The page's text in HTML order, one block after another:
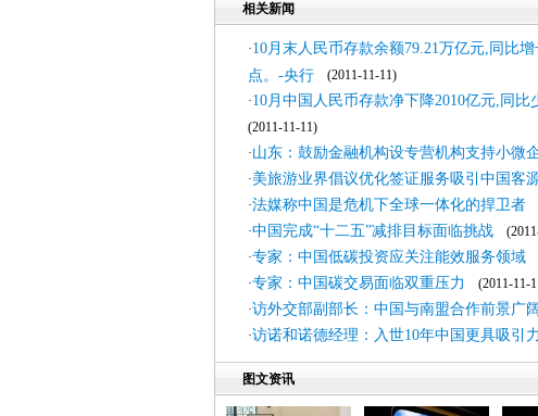
相关新闻
·10月末人民币存款余额79.21万亿元,同比
点。-央行 (2011-11-11)
·10月中国人民币存款净下降2010亿元,同
(2011-11-11)
·山东：鼓励金融机构设专营机构支持小微
·美旅游业界倡议优化签证服务吸引中国客
·法媒称中国是危机下全球一体化的捍卫者
·中国完成“十二五”减排目标面临挑战
·专家：中国低碳投资应关注能效服务领域
·专家：中国碳交易面临双重压力
(2011-11-
·访外交部副部长：中国与南盟合作前景广阔
·访诺和诺德经理：入世10年中国更具吸引力
图文资讯